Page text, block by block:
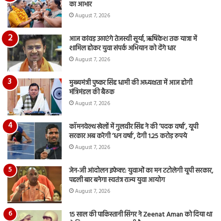
का आभार
August 7, 2026
आज कांवड़ उठाएंगे तेजस्वी सूर्या, ऋषिकेश तक यात्रा में
शामिल होकर युवा संपर्क अभियान को देंगे धार
August 7, 2026
मुख्यमंत्री पुष्कर सिंह धामी की अध्यक्षता में आज होगी
मंत्रिमंडल की बैठक
August 7, 2026
कॉमनवेल्थ खेलों में गुलवीर सिंह ने की ‘पदक वर्षा’, यूपी
सरकार अब करेगी ‘धन वर्षा’, देगी 1.25 करोड़ रुपये
August 7, 2026
जेन-जी आंदोलन इफेक्ट: युवाओं का मन टटोलेगी यूपी सरकार,
पहली बार बनेगा स्वतंत्र राज्य युवा आयोग
August 7, 2026
15 साल की पाकिस्तानी सिंगर ने Zeenat Aman को दिया था